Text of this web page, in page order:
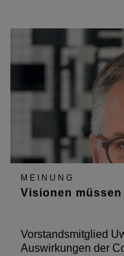
MEINUNG
Visionen müssen
Vorstandsmitglied
Auswirkungen der